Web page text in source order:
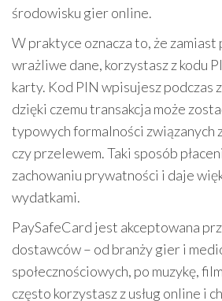
środowisku gier online.
W praktyce oznacza to, że zamiast
wrażliwe dane, korzystasz z kodu
karty. Kod PIN wpisujesz podczas
dzięki czemu transakcja może
typowych formalności związanych
czy przelewem. Taki sposób
zachowaniu prywatności i daje
wydatkami.
PaySafeCard jest akceptowana
dostawców – od branży gier i
społecznościowych, po muzykę,
często korzystasz z usług online i